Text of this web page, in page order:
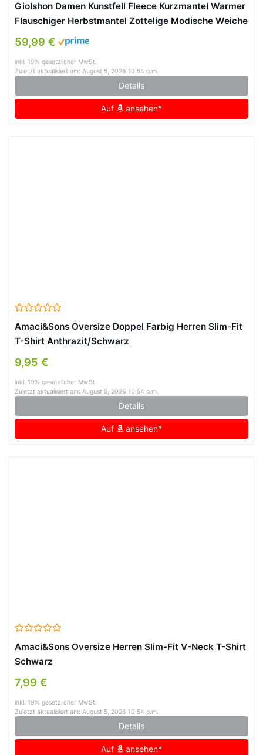
Giolshon Damen Kunstfell Fleece Kurzmantel Warmer
Flauschiger Herbstmantel Zottelige Modische Weiche
Oberbekleidung 3671 Schwarz L
59,99 €
inkl. 19% gesetzlicher MwSt.
Zuletzt aktualisiert am: August 5, 2026 10:54 p.m.
Details
Auf ansehen*
Amaci&Sons Oversize Doppel Farbig Herren Slim-Fit
T-Shirt Anthrazit/Schwarz
9,95 €
inkl. 19% gesetzlicher MwSt.
Zuletzt aktualisiert am: August 5, 2026 10:54 p.m.
Details
Auf ansehen*
Amaci&Sons Oversize Herren Slim-Fit V-Neck T-Shirt
Schwarz
7,99 €
inkl. 19% gesetzlicher MwSt.
Zuletzt aktualisiert am: August 5, 2026 10:54 p.m.
Details
Auf ansehen*